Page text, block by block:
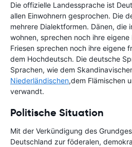
Die offizielle Landessprache ist
allen Einwohnern gesprochen. Die
mehrere Dialektformen. Dänen, die
wohnen, sprechen noch ihre
Friesen sprechen noch ihre eigene
dem Hochdeutsch. Die deutsche
Sprachen, wie dem
Niederländischen,dem Flämischen
verwandt.
Politische Situation
Mit der Verkündigung des
Deutschland zur föderalen,